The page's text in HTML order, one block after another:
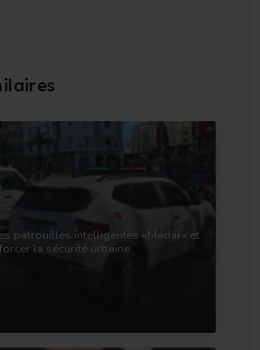
patrouilles intelligentes «Madar» et
la sécurité urbaine